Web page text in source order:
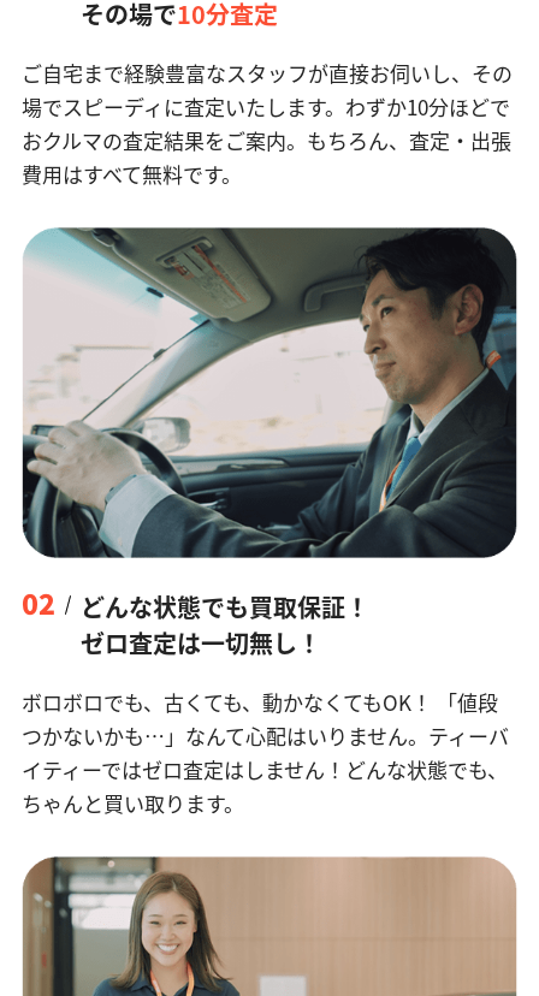
その場で10分査定
ご自宅まで経験豊富なスタッフが直接お伺いし、その
場でスピーディに査定いたします。 わずか10分ほどで
おクルマの査定結果をご案内。もちろん、査定・出張
費用はすべて無料です。
02
どんな状態でも買取保証！
ゼロ査定は一切無し！
ボロボロでも、古くても、動かなくてもOK！
「値段
つかないかも…」なんて心配はいりません。ティーバ
イティーではゼロ査定はしません！どんな状態でも、
ちゃんと買い取ります。